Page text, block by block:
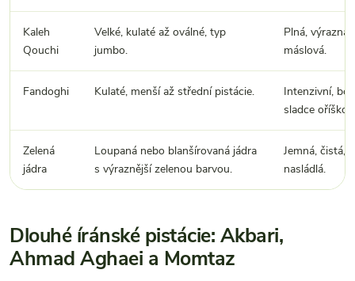
Kaleh
Qouchi
Velké, kulaté až oválné, typ
jumbo.
Plná, výrazná,
máslová.
Fandoghi Kulaté, menší až střední pistácie.
Intenzivní,
sladce
Zelená
jádra
Loupaná nebo blanšírovaná jádra
s výraznější zelenou barvou.
Jemná, čistá,
nasládlá.
Dlouhé íránské pistácie: Akbari,
Ahmad Aghaei a Momtaz